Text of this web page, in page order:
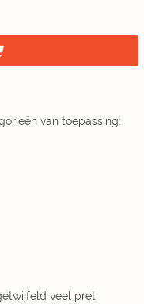
van toepassing:
veel pret